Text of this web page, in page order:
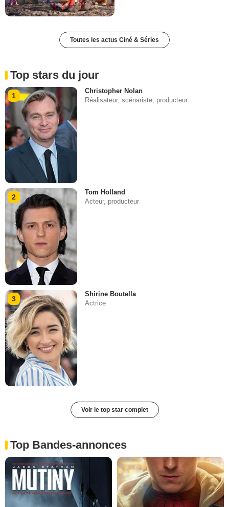
Toutes les actus Ciné & Séries
Top stars du jour
1
Christopher Nolan
Réalisateur, scénariste, producteur
2
Tom Holland
Acteur, producteur
3
Shirine Boutella
Actrice
Voir le top star complet
Top Bandes-annonces